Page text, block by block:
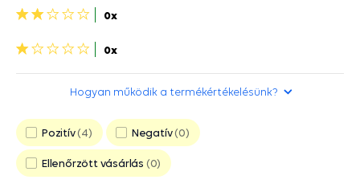
2
0x
1
0x
Hogyan működik a termékértékelésünk?
Pozitív 4 Negatív 0
Ellenőrzött vásárlás 0